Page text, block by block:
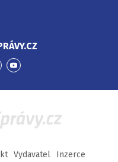
Přejít
YouTube
Vydavatel
Inzerce